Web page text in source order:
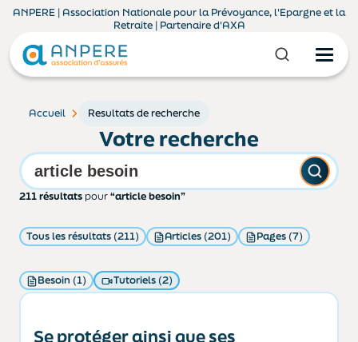
ANPERE | Association Nationale pour la Prévoyance, l'Epargne et la
Retraite | Partenaire d'AXA
Accueil Resultats de recherche
Votre recherche
211 résultats pour“article besoin”
Tous les résultats (211) Articles (201) Pages (7)
Besoin (1) Tutoriels (2)
Se protéger ainsi que ses